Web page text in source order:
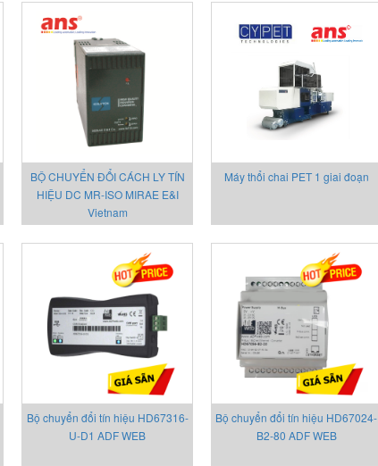
BỘ CHUYỂN ĐỔI CÁCH LY TÍN
HIỆU DC MR-ISO MIRAE E&I
Vietnam
Máy thổi chai PET 1 giai đoạn
Bộ chuyển đổi tín hiệu HD67316-
U-D1 ADF WEB
Bộ chuyển đổi tín hiệu HD67024-
B2-80 ADF WEB